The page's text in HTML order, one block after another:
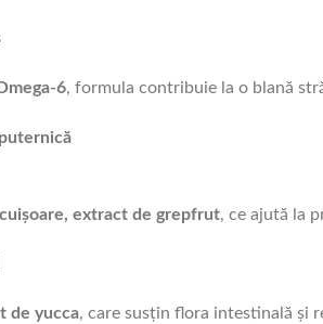
6, formula contribuie la o blană
extract de grepfrut, ce ajută la
de yucca, care susțin flora intestinală și